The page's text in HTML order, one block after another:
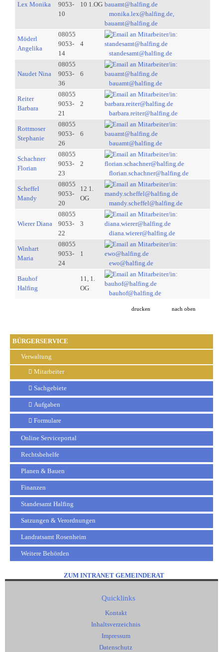
BÜRGERSERVICE
Verwaltung
Mitarbeiter
Sachgebiete
Aufgaben
Formulare
Online Serviceportal
Rechtsbehelfe
Planen & Bauen
Finanzen
Standesamt Halfing
Satzungen & Verordnungen
Landratsamt Rosenheim
Weitere Behörden
Lex Monika
9053-
10
10 1.OG
monika.lex@halfing.de,
bauamt@halfing.de
Möderl
Angelika
08055
9053-
14
4
standesamt@halfing.de
Naudet Nina
08055
9053-
36
6
bauamt@halfing.de
Reiter
Barbara
08055
9053-
21
2
barbara.reiter@halfing.de
Rottmoser
Stephanie
08055
9053-
26
6
bauamt@halfing.de
Schachner
Florian
08055
9053-
23
2
florian.schachner@halfing.de
Scheffel
Mandy
08055
9053-
20
12 1.
OG
mandy.scheffel@halfing.de
Wierer Diana
08055
9053-
22
3
diana.wierer@halfing.de
Winhart
Maria
08055
9053-
24
1
ewo@halfing.de
Bauhof
Halfing
11, 1.
OG
bauhof@halfing.de
drucken nach oben
ZUM INTRANET GEMEINDERAT
Quicklinks
Kontakt
Inhaltsverzeichnis
Impressum
Datenschutz